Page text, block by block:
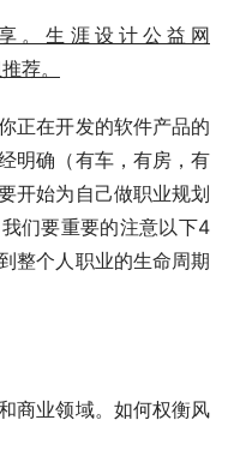
。生涯设计公益网
荐。
正在开发的软件产品的
明确（有车，有房，有
开始为自己做职业规划
们要重要的注意以下4
整个人职业的生命周期
商业领域。如何权衡风